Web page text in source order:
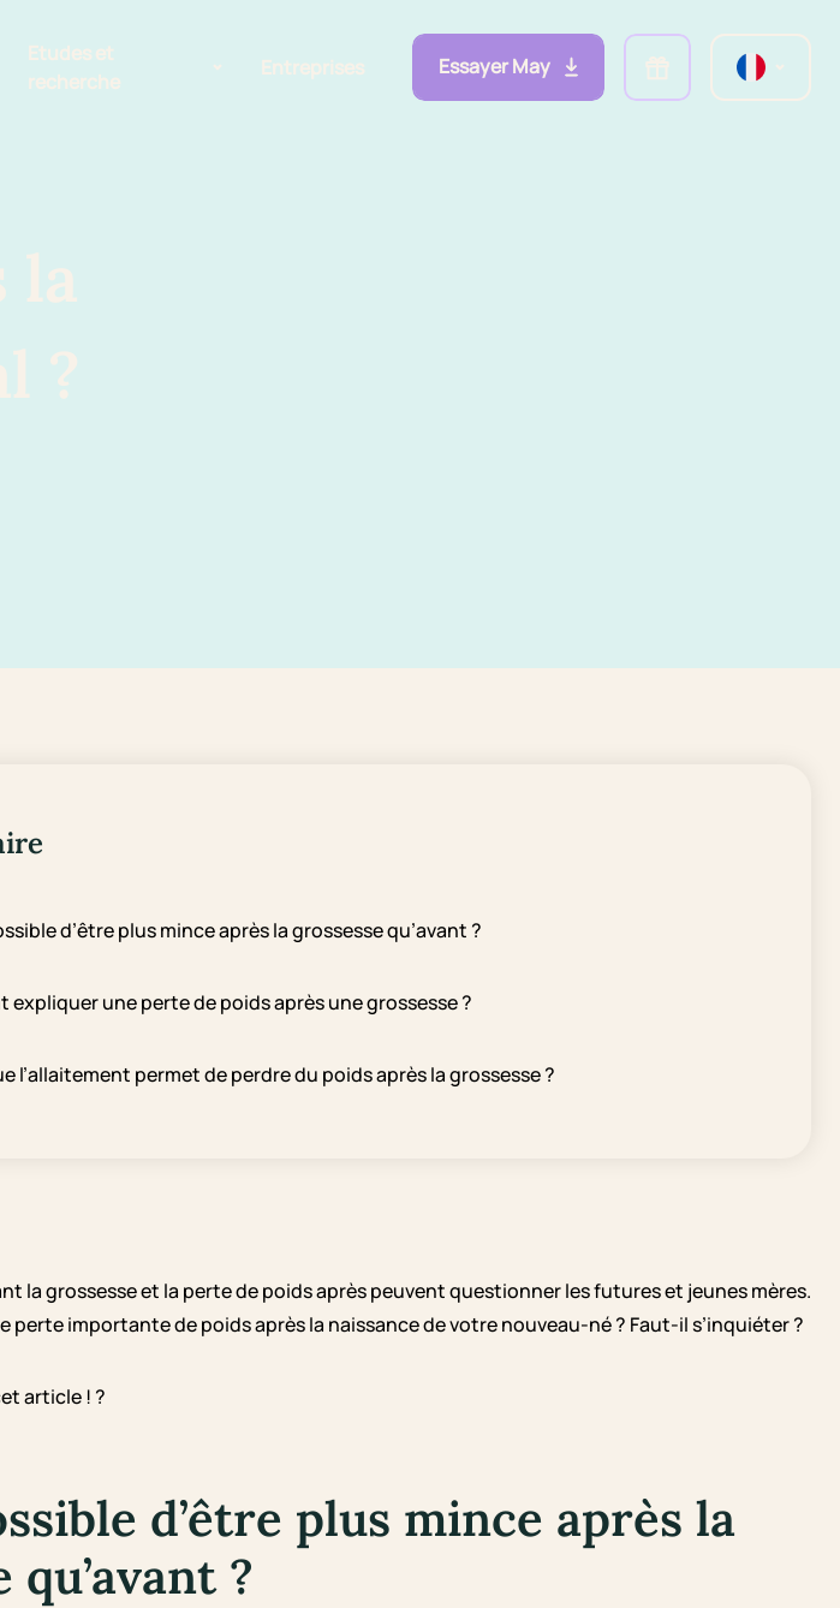
Etudes et
recherche
Sommeil de l'enfant
IA et parentalité
Entreprises Essayer May
la
?
d’être plus mince après la grossesse qu’avant ?
expliquer une perte de poids après une grossesse ?
l’allaitement permet de perdre du poids après la grossesse ?
la grossesse et la perte de poids après peuvent questionner les futures et jeunes mères.
perte importante de poids après la naissance de votre nouveau-né ? Faut-il s’inquiéter ?
article ! ?
d’être plus mince après la
qu’avant ?